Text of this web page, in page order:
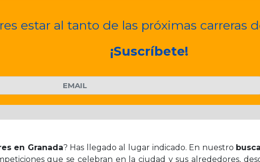
estar al tanto de las próximas carreras
¡Suscríbete!
en Granada? Has llegado al lugar indicado. En nuestro
que se celebran en la ciudad y sus alrededores,